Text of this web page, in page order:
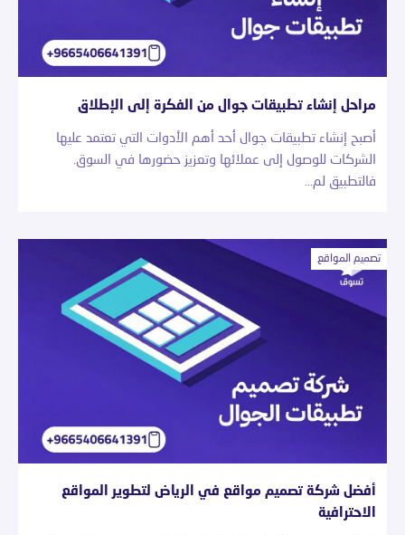
مراحل إنشاء تطبيقات جوال من الفكرة إلى الإطلاق
أصبح إنشاء تطبيقات جوال أحد أهم الأدوات التي تعتمد عليها
الشركات للوصول إلى عملائها وتعزيز حضورها في السوق.
فالتطبيق لم…
تصميم المواقع
أفضل شركة تصميم مواقع في الرياض لتطوير المواقع
الاحترافية